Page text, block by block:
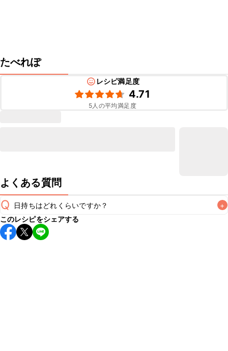
たべれぽ
レシピ満足度
4.71
5人の平均満足度
よくある質問
Q 日持ちはどれくらいですか？ +
保存期間は冷蔵で当日中が目安です。なるべくお早めにお召
し上がりください。
このレシピをシェアする